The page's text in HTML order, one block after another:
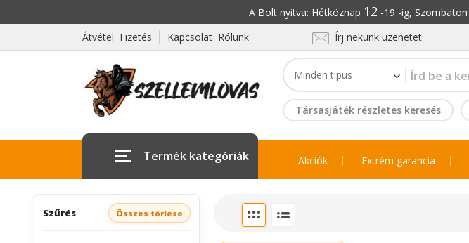
A Bolt nyitva: Hétköznap 12 -19 -ig, Szombaton
Átvétel Fizetés
Kapcsolat Rólunk Írj nekünk üzenetet
Társasjáték részletes keresés
Termék kategóriák Akciók Extrém garancia
Szűrés Összes törlése